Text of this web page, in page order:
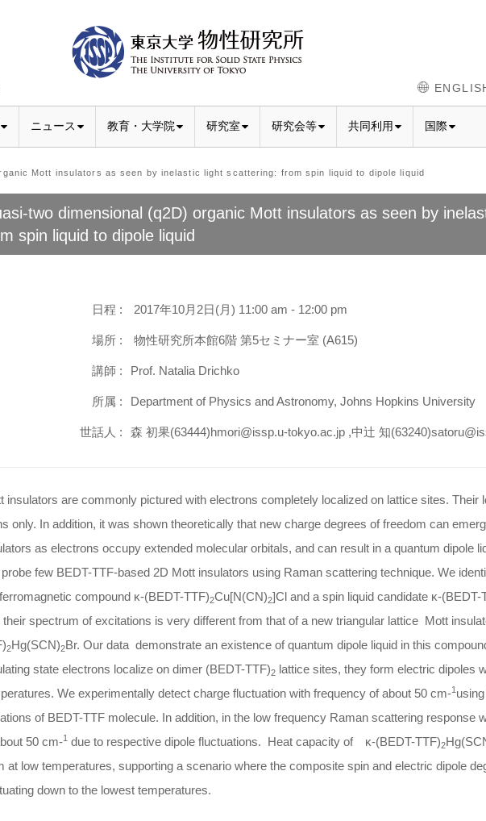
ニュース 教育・大学院 研究室 研究会等 共同利用 国際
Mott insulators as seen by inelastic light scattering: from spin liquid to dipole liquid
two dimensional (q2D) organic Mott insulators as seen by
spin liquid to dipole liquid
日程 : 2017年10月2日(月) 11:00 am - 12:00 pm
場所 : 物性研究所本館6階 第5セミナー室 (A615)
講師 : Prof. Natalia Drichko
所属 : Department of Physics and Astronomy, Johns Hopkins University
世話人 : 森 初果(63444)hmori@issp.u-tokyo.ac.jp ,中辻 知
insulators are commonly pictured with electrons completely localized on lattice sites. Their
only. In addition, it was shown theoretically that new charge degrees of freedom can
as electrons occupy extended molecular orbitals, and can result in a quantum dipole
few BEDT-TTF-based 2D Mott insulators using Raman scattering technique. We
compound κ-(BEDT-TTF)2Cu[N(CN)2]Cl and a spin liquid candidate κ-(BEDT-
their spectrum of excitations is very different from that of a new triangular lattice Mott
2Hg(SCN)2Br. Our data demonstrate an existence of quantum dipole liquid in this
state electrons localize on dimer (BEDT-TTF)2lattice sites, they form electric dipoles
We experimentally detect charge fluctuation with frequency of about 50 cm-1
of BEDT-TTF molecule. In addition, in the low frequency Raman scattering response
50 cm-1due to respective dipole fluctuations. Heat capacity of κ-(BEDT-TTF)2
at low temperatures, supporting a scenario where the composite spin and electric dipole
down to the lowest temperatures.